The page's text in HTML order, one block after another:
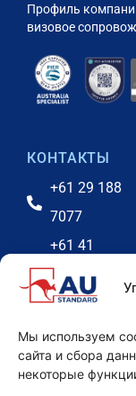
Мы используем
сайта и сбора
некоторые
Профиль
визовое
КОНТАКТЫ
+61 29 188
7077
+61 41
2731646
Контакты
офисов